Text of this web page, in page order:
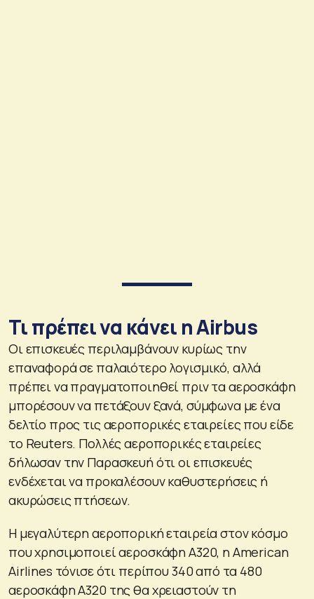
Τι πρέπει να κάνει η Airbus
Οι επισκευές περιλαμβάνουν κυρίως την
επαναφορά σε παλαιότερο λογισμικό, αλλά
πρέπει να πραγματοποιηθεί πριν τα αεροσκάφη
μπορέσουν να πετάξουν ξανά, σύμφωνα με ένα
δελτίο προς τις αεροπορικές εταιρείες που είδε
το Reuters. Πολλές αεροπορικές εταιρείες
δήλωσαν την Παρασκευή ότι οι επισκευές
ενδέχεται να προκαλέσουν καθυστερήσεις ή
ακυρώσεις πτήσεων.
Η μεγαλύτερη αεροπορική εταιρεία στον κόσμο
που χρησιμοποιεί αεροσκάφη A320, η American
Airlines τόνισε ότι περίπου 340 από τα 480
αεροσκάφη A320 της θα χρειαστούν τη